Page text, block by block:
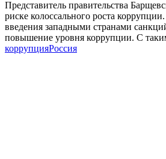
Представитель правительства
риске колоссального роста
введения западными странами
повышение уровня коррупции. С
коррупцияРоссия